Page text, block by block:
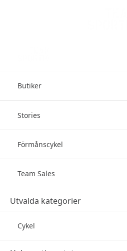
Butiker
Stories
Förmånscykel
Team Sales
Utvalda kategorier
Cykel